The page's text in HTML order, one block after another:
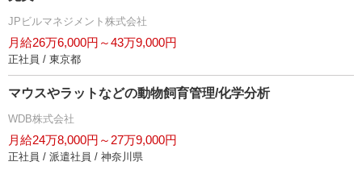
JPビルマネジメント株式会社
月給26万6,000円～43万9,000円
正社員 / 東京都
マウスやラットなどの動物飼育管理/化学分析
WDB株式会社
月給24万8,000円～27万9,000円
正社員 / 派遣社員 / 神奈川県